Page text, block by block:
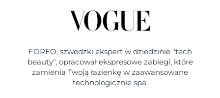
FOREO, szwedzki ekspert w dziedzinie "tech
beauty", opracował ekspresowe zabiegi, które
zamienia Twoją łazienkę w zaawansowane
technologicznie spa.